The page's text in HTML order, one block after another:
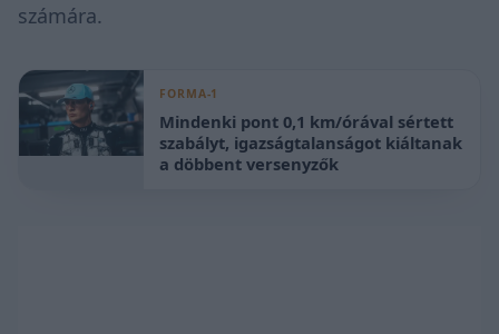
számára.
FORMA-1
Mindenki pont 0,1 km/órával sértett
szabályt, igazságtalanságot kiáltanak
a döbbent versenyzők